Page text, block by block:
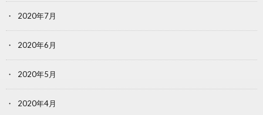
2020年7月
2020年6月
2020年5月
2020年4月